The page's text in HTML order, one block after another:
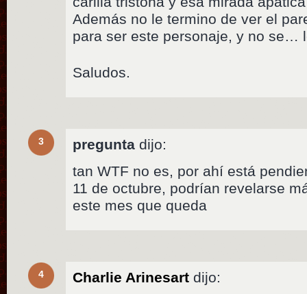
Además no le termino de ver el
para ser este personaje, y no se…
Saludos.
3 pregunta dijo:
tan WTF no es, por ahí está
11 de octubre, podrían revelarse
este mes que queda
4 Charlie Arinesart dijo: